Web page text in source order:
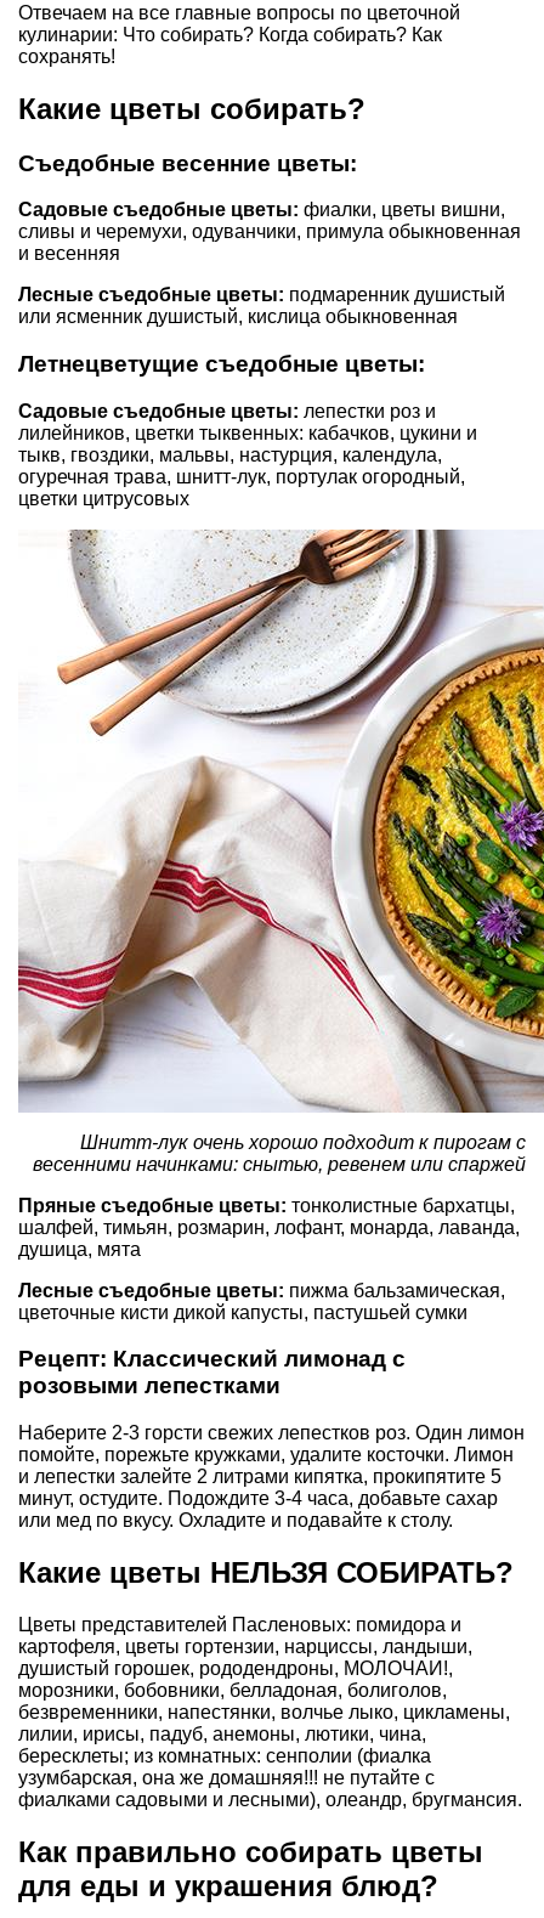
Отвечаем на все главные вопросы по цветочной
кулинарии: Что собирать? Когда собирать? Как
сохранять!
Какие цветы собирать?
Съедобные весенние цветы:
Садовые съедобные цветы: фиалки, цветы вишни,
сливы и черемухи, одуванчики, примула обыкновенная
и весенняя
Лесные съедобные цветы: подмаренник душистый
или ясменник душистый, кислица обыкновенная
Летнецветущие съедобные цветы:
Садовые съедобные цветы: лепестки роз и
лилейников, цветки тыквенных: кабачков, цукини и
тыкв, гвоздики, мальвы, настурция, календула,
огуречная трава, шнитт-лук, портулак огородный,
цветки цитрусовых
Шнитт-лук очень хорошо подходит к пирогам с
весенними начинками: снытью, ревенем или спаржей
Пряные съедобные цветы: тонколистные бархатцы,
шалфей, тимьян, розмарин, лофант, монарда, лаванда,
душица, мята
Лесные съедобные цветы: пижма бальзамическая,
цветочные кисти дикой капусты, пастушьей сумки
Рецепт: Классический лимонад с
розовыми лепестками
Наберите 2-3 горсти свежих лепестков роз. Один лимон
помойте, порежьте кружками, удалите косточки. Лимон
и лепестки залейте 2 литрами кипятка, прокипятите 5
минут, остудите. Подождите 3-4 часа, добавьте сахар
или мед по вкусу. Охладите и подавайте к столу.
Какие цветы НЕЛЬЗЯ СОБИРАТЬ?
Цветы представителей Пасленовых: помидора и
картофеля, цветы гортензии, нарциссы, ландыши,
душистый горошек, рододендроны, МОЛОЧАИ!,
морозники, бобовники, белладоная, болиголов,
безвременники, напестянки, волчье лыко, цикламены,
лилии, ирисы, падуб, анемоны, лютики, чина,
бересклеты; из комнатных: сенполии (фиалка
узумбарская, она же домашняя!!! не путайте с
фиалками садовыми и лесными), олеандр, бругмансия.
Как правильно собирать цветы
для еды и украшения блюд?